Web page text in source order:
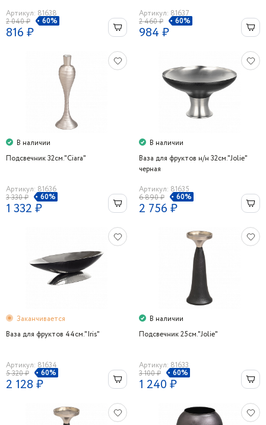
Артикул: 81638
2 040 ₽
60%
816 ₽
Артикул: 81637
2 460 ₽
60%
984 ₽
В наличии
Подсвечник 32см."Ciara"
Артикул: 81636
3 330 ₽
60%
1 332 ₽
В наличии
Ваза для фруктов н/н 32см."Jolie"
черная
Артикул: 81635
6 890 ₽
60%
2 756 ₽
Заканчивается
Ваза для фруктов 44см."Iris"
Артикул: 81634
5 320 ₽
60%
2 128 ₽
В наличии
Подсвечник 25см."Jolie"
Артикул: 81633
3 100 ₽
60%
1 240 ₽